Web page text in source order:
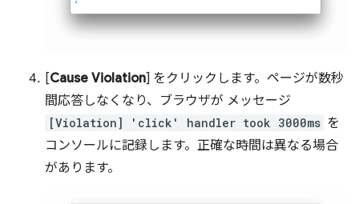
[Cause Violation] をクリックします。ページが数秒
間応答しなくなり、ブラウザが メッセージ
[Violation] 'click' handler took 3000ms を
コンソールに記録します。正確な時間は異なる場合
があります。